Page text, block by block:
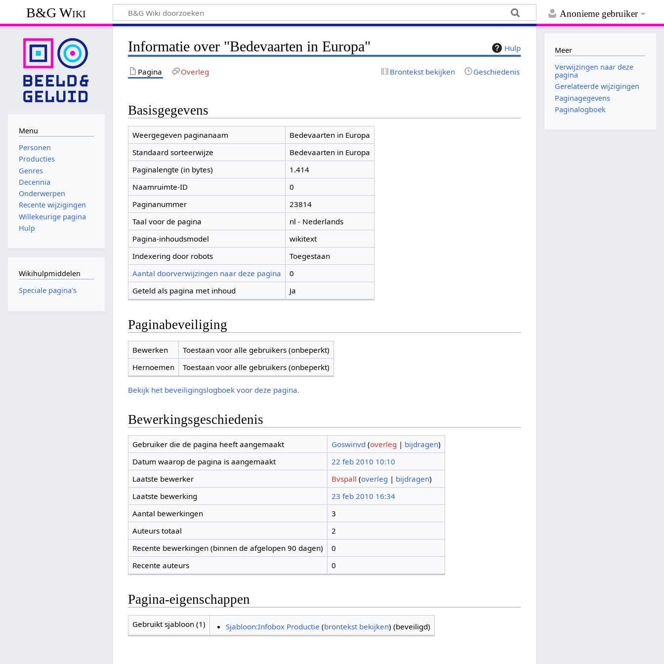
Anonieme gebruiker
B&G Wiki
Hulp
Informatie over "Bedevaarten in Europa"
Pagina Overleg Brontekst bekijken Geschiedenis
Basisgegevens
Weergegeven paginanaam
Bedevaarten in Europa
Standaard sorteerwijze
Bedevaarten in Europa
Paginalengte (in bytes)
1.414
Naamruimte-ID
0
Paginanummer
23814
Taal voor de pagina
nl - Nederlands
Pagina-inhoudsmodel
wikitext
Indexering door robots
Toegestaan
Aantal doorverwijzingen naar deze pagina
0
Geteld als pagina met inhoud
Ja
Paginabeveiliging
Bewerken
Toestaan voor alle gebruikers (onbeperkt)
Hernoemen
Toestaan voor alle gebruikers (onbeperkt)
Bekijk het beveiligingslogboek voor deze pagina.
Bewerkingsgeschiedenis
Gebruiker die de pagina heeft aangemaakt Goswinvd (overleg | bijdragen)
Datum waarop de pagina is aangemaakt
22 feb 2010 10:10
Laatste bewerker
Bvspall (overleg | bijdragen)
Laatste bewerking
23 feb 2010 16:34
Aantal bewerkingen
3
Auteurs totaal
2
Recente bewerkingen (binnen de afgelopen 90 dagen)
0
Recente auteurs
0
Pagina-eigenschappen
Gebruikt sjabloon (1) Sjabloon:Infobox Productie (brontekst bekijken) (beveiligd)
Menu
Personen
Producties
Genres
Decennia
Onderwerpen
Recente wijzigingen
Willekeurige pagina
Hulp
Wikihulpmiddelen
Speciale pagina's
Meer
Verwijzingen naar deze
pagina
Gerelateerde wijzigingen
Paginagegevens
Paginalogboek